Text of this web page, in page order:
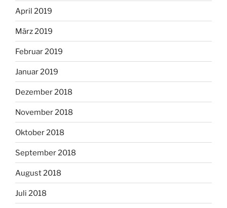
April 2019
März 2019
Februar 2019
Januar 2019
Dezember 2018
November 2018
Oktober 2018
September 2018
August 2018
Juli 2018